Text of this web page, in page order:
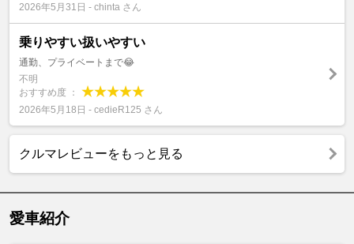
2026年5月31日 - chinta さん
乗りやすい扱いやすい
通勤、プライベートまで😂
不明
おすすめ度 ：
2026年5月18日 - cedieR125 さん
クルマレビューをもっと見る
愛車紹介